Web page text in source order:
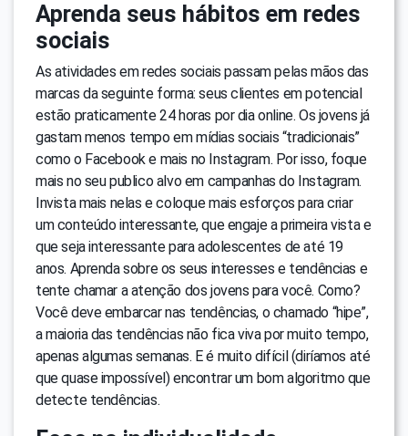
Aprenda seus hábitos em redes
sociais
As atividades em redes sociais passam pelas mãos das
marcas da seguinte forma: seus clientes em potencial
estão praticamente 24 horas por dia online. Os jovens já
gastam menos tempo em mídias sociais “tradicionais”
como o Facebook e mais no Instagram. Por isso, foque
mais no seu publico alvo em campanhas do Instagram.
Invista mais nelas e coloque mais esforços para criar
um conteúdo interessante, que engaje a primeira vista e
que seja interessante para adolescentes de até 19
anos. Aprenda sobre os seus interesses e tendências e
tente chamar a atenção dos jovens para você. Como?
Você deve embarcar nas tendências, o chamado “hipe”,
a maioria das tendências não fica viva por muito tempo,
apenas algumas semanas. E é muito difícil (diríamos até
que quase impossível) encontrar um bom algoritmo que
detecte tendências.